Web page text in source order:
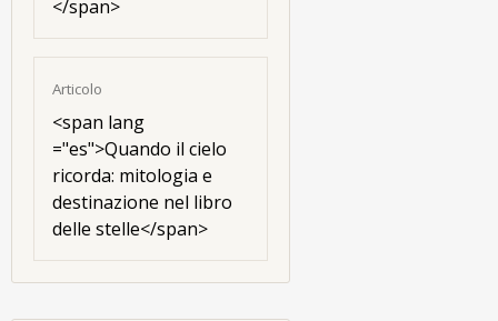
</span>
Articolo
<span lang
="es">Quando il cielo
ricorda: mitologia e
destinazione nel libro
delle stelle</span>